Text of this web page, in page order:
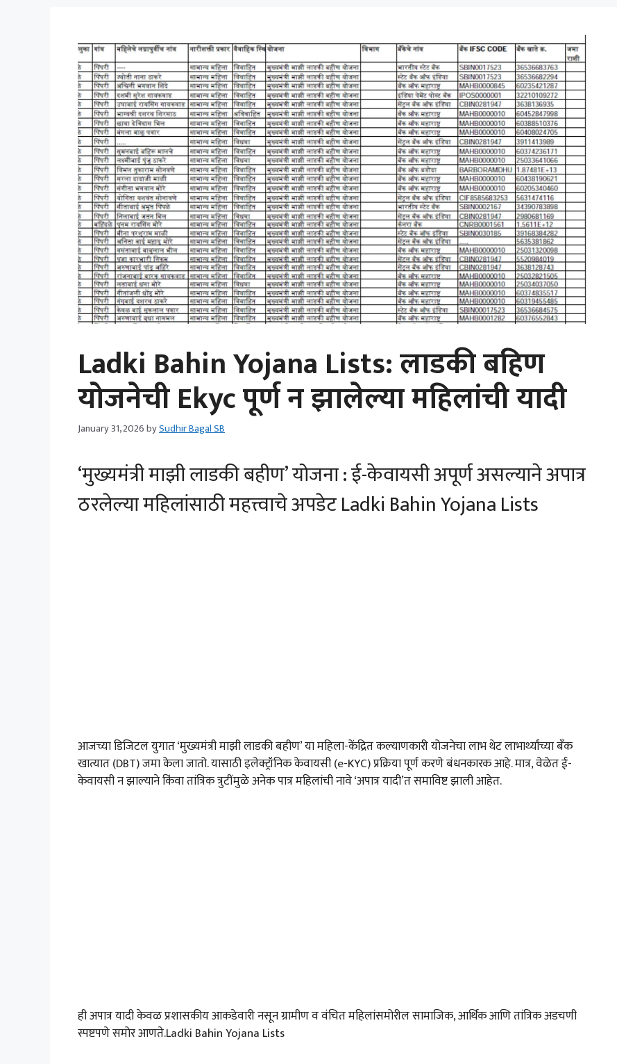
Ladki Bahin Yojana Lists: लाडकी बहिण
योजनेची Ekyc पूर्ण न झालेल्या महिलांची यादी
January 31, 2026bySudhir Bagal SB
‘मुख्यमंत्री माझी लाडकी बहीण’ योजना : ई-केवायसी अपूर्ण असल्याने अपात्र
ठरलेल्या महिलांसाठी महत्त्वाचे अपडेट Ladki Bahin Yojana Lists
आजच्या डिजिटल युगात ‘मुख्यमंत्री माझी लाडकी बहीण’ या महिला-केंद्रित कल्याणकारी योजनेचा लाभ थेट लाभार्थ्यांच्या बँक
खात्यात (DBT) जमा केला जातो. यासाठी इलेक्ट्रॉनिक केवायसी (e-KYC) प्रक्रिया पूर्ण करणे बंधनकारक आहे. मात्र, वेळेत ई-
केवायसी न झाल्याने किंवा तांत्रिक त्रुटींमुळे अनेक पात्र महिलांची नावे ‘अपात्र यादी’त समाविष्ट झाली आहेत.
ही अपात्र यादी केवळ प्रशासकीय आकडेवारी नसून ग्रामीण व वंचित महिलांसमोरील सामाजिक, आर्थिक आणि तांत्रिक अडचणी
स्पष्टपणे समोर आणते.Ladki Bahin Yojana Lists